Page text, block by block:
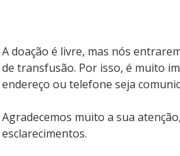
A doação é livre, mas nós
de transfusão. Por isso, é muito
endereço ou telefone seja
Agradecemos muito a sua
esclarecimentos.